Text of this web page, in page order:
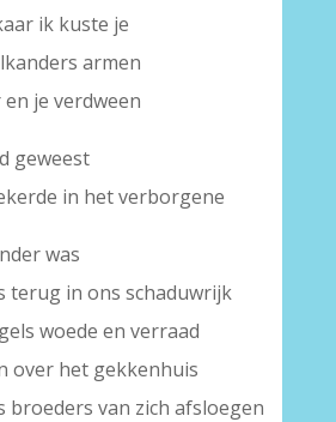
ik kuste je
armen
je verdween
geweest
in het verborgene
was
terug in ons schaduwrijk
woede en verraad
over het gekkenhuis
broeders van zich afsloegen